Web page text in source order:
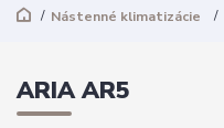
Nástenné klimatizácie
ARIA AR5